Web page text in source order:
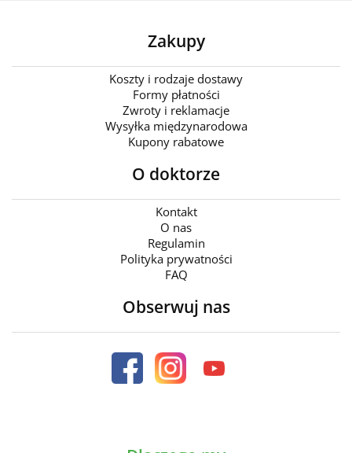
Zakupy
Koszty i rodzaje dostawy
Formy płatności
Zwroty i reklamacje
Wysyłka międzynarodowa
Kupony rabatowe
O doktorze
Kontakt
O nas
Regulamin
Polityka prywatności
FAQ
Obserwuj nas